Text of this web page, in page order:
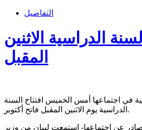
التفاصيل
الدراسية الاثنين
المقبل
في اجتماعها أمس الخميس افتتاح السنة
الدراسية يوم الاثنين المقبل فاتح أكتوبر.
عن اجتماعها- استمعت لبيان من وزير